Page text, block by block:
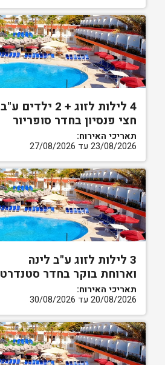
4 לילות לזוג + 2 ילדים ע"ב
חצי פנסיון בחדר סופריור
תאריכי האירוח:
23/08/2026 עד 27/08/2026
3 לילות לזוג ע"ב לינה
וארוחת בוקר בחדר סטנדרט
תאריכי האירוח:
20/08/2026 עד 30/08/2026